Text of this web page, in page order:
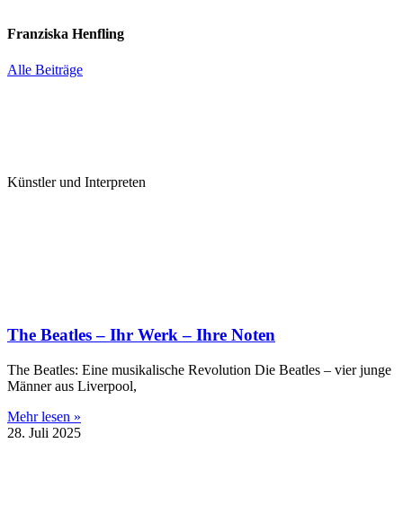
Franziska Henfling
Alle Beiträge
Künstler und Interpreten
The Beatles – Ihr Werk – Ihre Noten
The Beatles: Eine musikalische Revolution Die Beatles – vier junge
Männer aus Liverpool,
Mehr lesen »
28. Juli 2025